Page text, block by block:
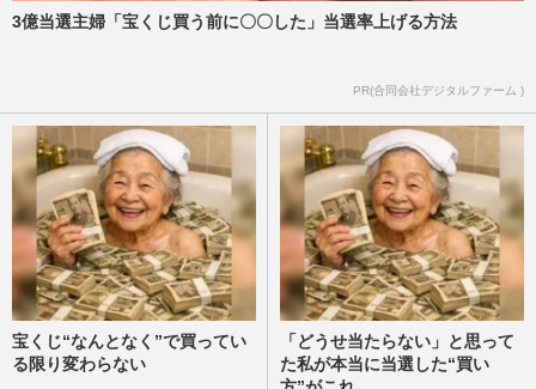
3億当選主婦「宝くじ買う前に〇〇した」当選率上げる方法
PR(合同会社デジタルファーム )
宝くじ“なんとなく”で買ってい
る限り変わらない
「どうせ当たらない」と思って
た私が本当に当選した“買い